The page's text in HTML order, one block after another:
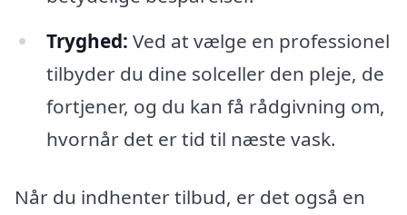
Tryghed: Ved at vælge en professionel
tilbyder du dine solceller den pleje, de
fortjener, og du kan få rådgivning om,
hvornår det er tid til næste vask.
Når du indhenter tilbud, er det også en